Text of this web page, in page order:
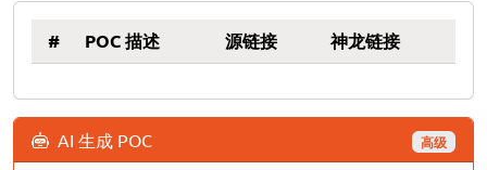
# POC 描述 源链接 神龙链接
AI 生成 POC 高级